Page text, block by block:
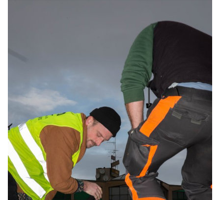
développé un concept de produit à partir d'une idée originale et
d'une vision artistique. Les résultats sont exprimés sous forme de
produits, de meubles, d'accessoires, proposant une nouvelle
vision et une nouvelle façon de produire avec un design
exemplaire. Les domaines d'intérêt sont variés, allant des projets
open-source à la fascination pour les processus.